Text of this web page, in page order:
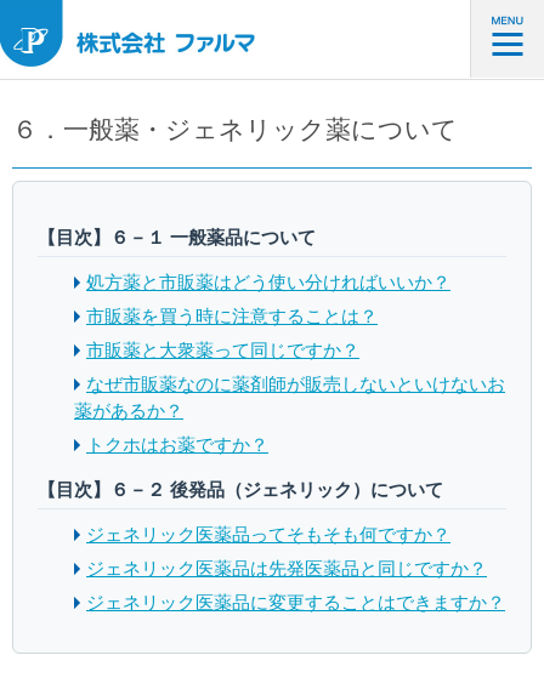
６．一般薬・ジェネリック薬について
【目次】６－１ 一般薬品について
処方薬と市販薬はどう使い分ければいいか？
市販薬を買う時に注意することは？
市販薬と大衆薬って同じですか？
なぜ市販薬なのに薬剤師が販売しないといけないお
薬があるか？
トクホはお薬ですか？
【目次】６－２ 後発品（ジェネリック）について
ジェネリック医薬品ってそもそも何ですか？
ジェネリック医薬品は先発医薬品と同じですか？
ジェネリック医薬品に変更することはできますか？